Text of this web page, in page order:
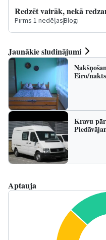
Redzēt vairāk, nekā
Pirms 1 nedēļas|Blogi
Jaunākie sludinājumi
Eiro/
Kravu
Aptauja